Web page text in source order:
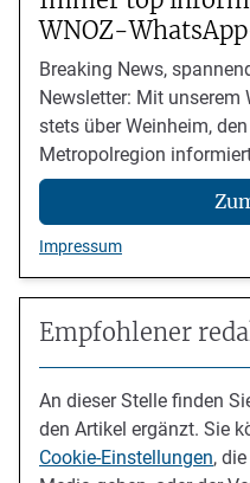
WNOZ-
Breaking News,
Newsletter: Mit unserem
stets über Weinheim,
Metropolregion
Impressum
Empfohlener
An dieser Stelle finden
den Artikel ergänzt. Sie
Cookie-Einstellungen,